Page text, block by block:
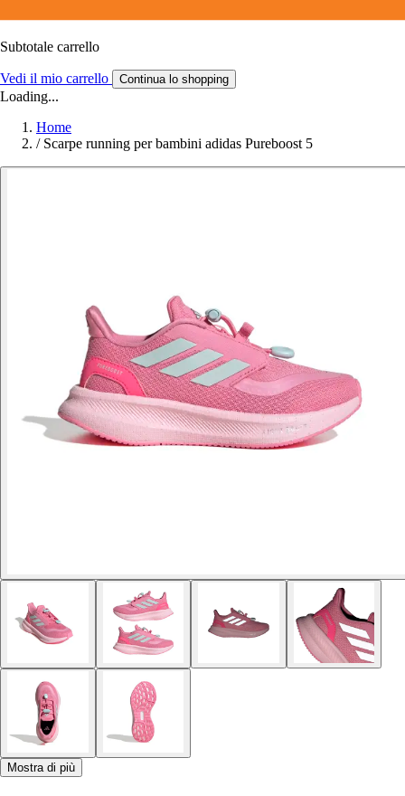
Subtotale carrello
Vedi il mio carrello Continua lo shopping
Loading...
Home
/ Scarpe running per bambini adidas Pureboost 5
Mostra di più